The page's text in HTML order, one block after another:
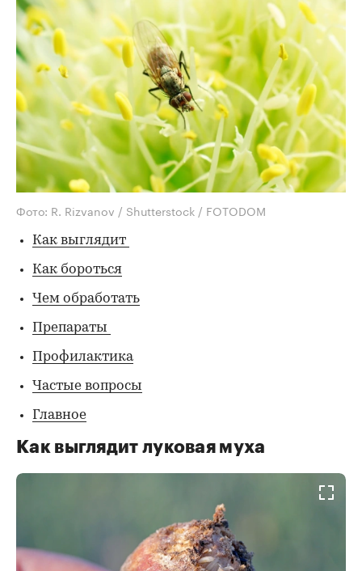
Фото: R. Rizvanov / Shutterstock / FOTODOM
Как выглядит
Как бороться
Чем обработать
Препараты
Профилактика
Частые вопросы
Главное
Как выглядит луковая муха